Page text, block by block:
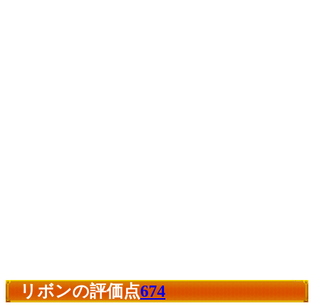
リボンの評価点674